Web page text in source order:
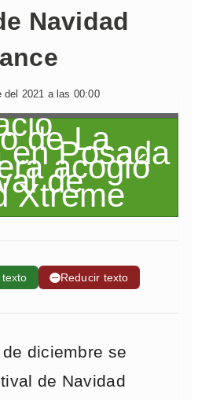
Navidad
del 2021 a las 00:00
➖Reducir texto
diciembre se
de Navidad